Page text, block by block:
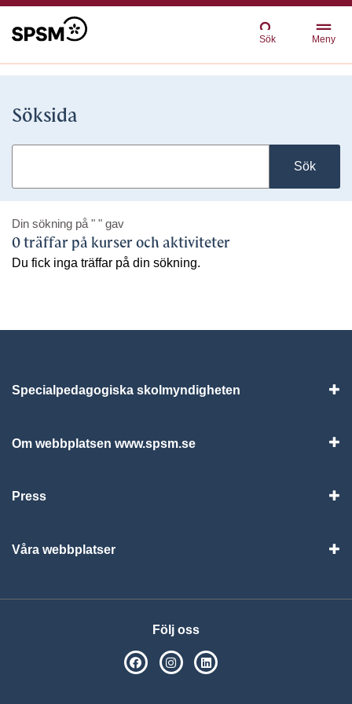
Sök Meny
Söksida
Sök
Din sökning på " " gav
0 träffar på kurser och aktiviteter
Du fick inga träffar på din sökning.
Specialpedagogiska skolmyndigheten
Om webbplatsen www.spsm.se
Press
Våra webbplatser
Följ oss
SPSM på Facebook
SPSM på Instagram